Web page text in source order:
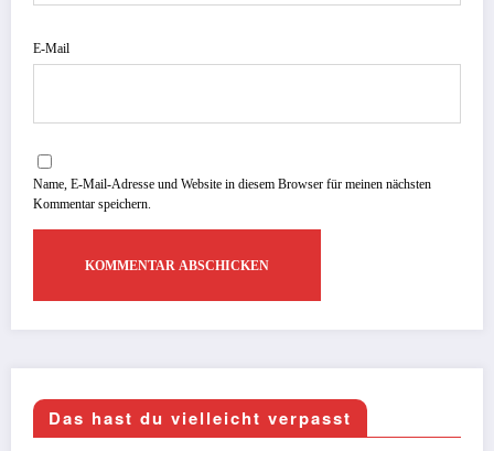
E-Mail
Name, E-Mail-Adresse und Website in diesem Browser für meinen nächsten
Kommentar speichern.
Das hast du vielleicht verpasst